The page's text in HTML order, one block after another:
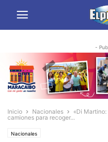
-
Inicio Nacionales
«Di
camiones para recoger...
Nacionales